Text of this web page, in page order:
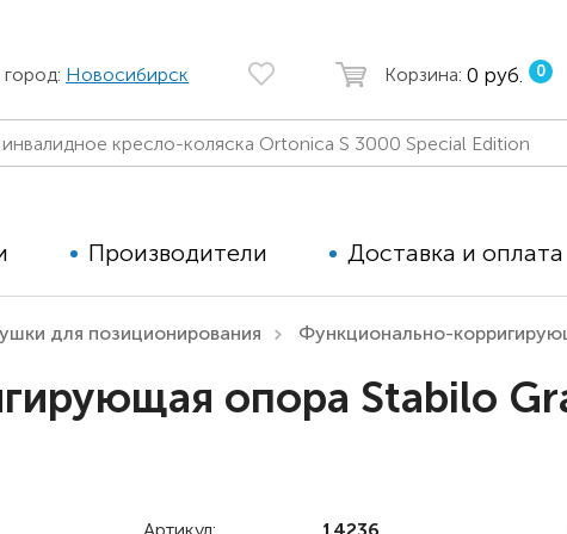
Новосибирск Корзина: 0 руб. 0
Коляски для детей с ДЦП
Детские вертикализаторы
Тренажёры
Производители Доставка и оплата
для позиционирования Функционально-
опора Stabilo